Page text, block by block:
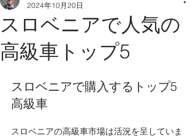
スロベニアで人気の
高級車トップ5
2024年10月20日
スロベニアで購入するトップ5
高級車
スロベニアの高級車市場は活況を呈していま